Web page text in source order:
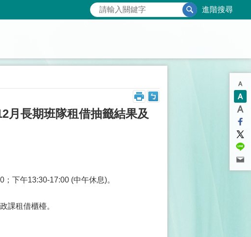
進階搜尋
月長期班隊租借抽籤結果及
下午13:30-17:00 (中午休息)。
政課租借櫃檯。